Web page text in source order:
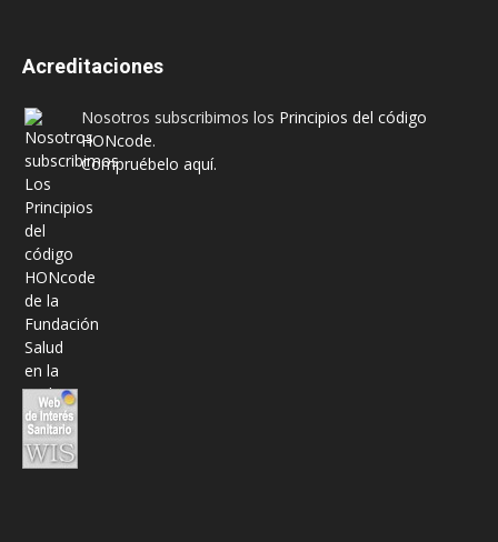
Acreditaciones
Nosotros subscribimos los Principios del código
HONcode.
Compruébelo aquí.